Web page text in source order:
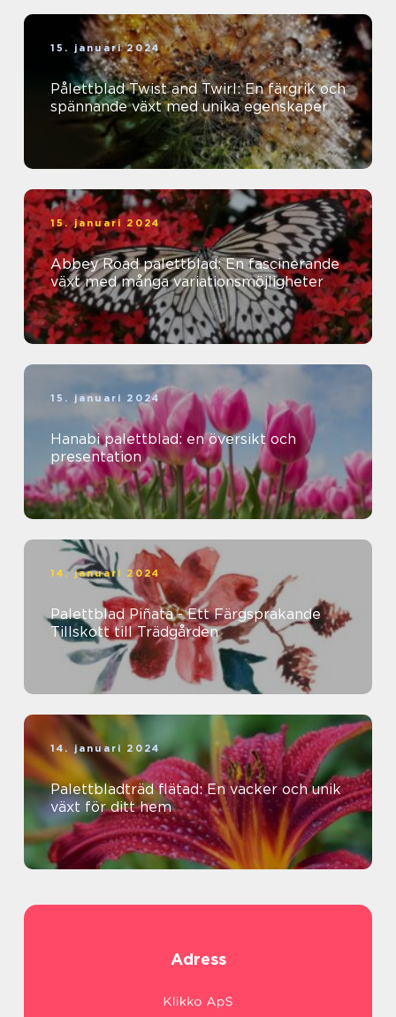
15. januari 2024
Pålettblad Twist and Twirl: En färgrik och
spännande växt med unika egenskaper
15. januari 2024
Abbey Road palettblad: En fascinerande
växt med många variationsmöjligheter
15. januari 2024
Hanabi palettblad: en översikt och
presentation
14. januari 2024
Palettblad Piñata - Ett Färgsprakande
Tillskott till Trädgården
14. januari 2024
Palettbladträd flätad: En vacker och unik
växt för ditt hem
Adress